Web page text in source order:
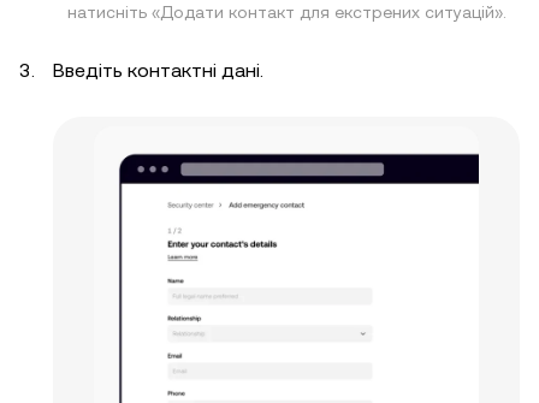
натисніть «Додати контакт для екстрених ситуацій».
Введіть контактні дані.